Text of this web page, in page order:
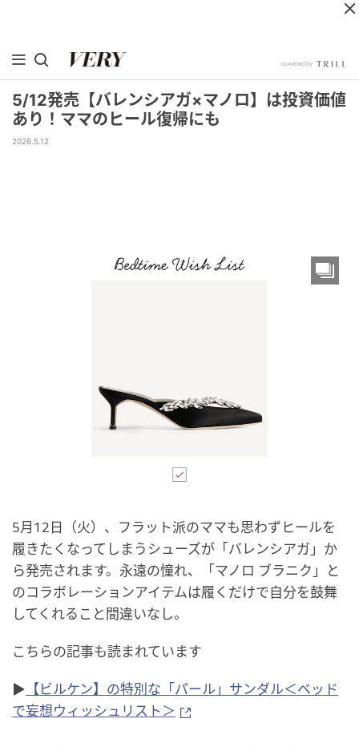
5/12発売【バレンシアガ×マノロ】は投資価値
あり！ママのヒール復帰にも
2026.5.12
5月12日（火）、フラット派のママも思わずヒールを
履きたくなってしまうシューズが「バレンシアガ」か
ら発売されます。永遠の憧れ、「マノロ ブラニク」と
のコラボレーションアイテムは履くだけで自分を鼓舞
してくれること間違いなし。
こちらの記事も読まれています
▶ 【ビルケン】の特別な「パール」サンダル＜ベッド
で妄想ウィッシュリスト＞